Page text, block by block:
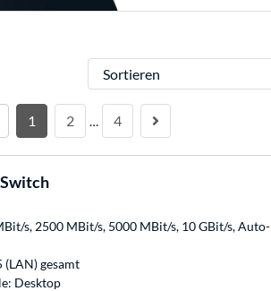
Sortieren
1 2 … 4
s, 2500 MBit/s, 5000 MBit/s, 10 GBit/s, Auto-
(LAN) gesamt
Desktop